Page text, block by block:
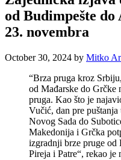
od Budimpešte
23. novembra
October 30, 2024 by Mitko
“Brza pruga kroz
od Mađarske do Grčke
pruga. Kao što je
Vučić, dan pre puštanja
Novog Sada do
Makedonija i Grčka
izgradnji brze pruge od
Pireja i Patre“, rekao je